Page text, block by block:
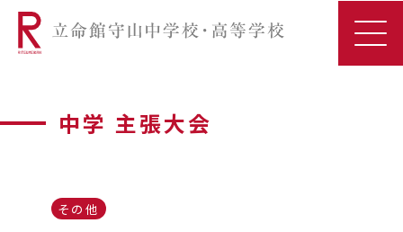
中学 主張大会
その他